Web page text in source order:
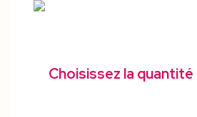
Choisissez la